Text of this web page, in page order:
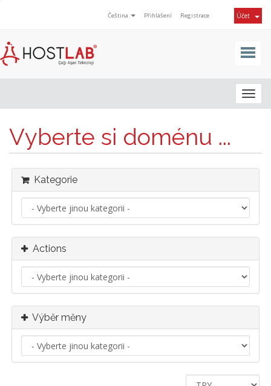
Čeština Přihlášení Registrace Účet
Vyberte si doménu ...
Kategorie
Actions
Výběr měny